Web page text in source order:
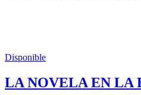
Disponible
LA NOVELA EN LA